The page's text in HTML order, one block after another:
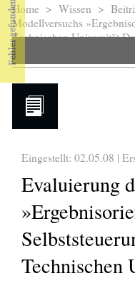
Sie sind hier
Home > Wissen >
Modellversuchs
Technischen Universität
Eingestellt: 02.05.08 |
Evaluierung
Technischen